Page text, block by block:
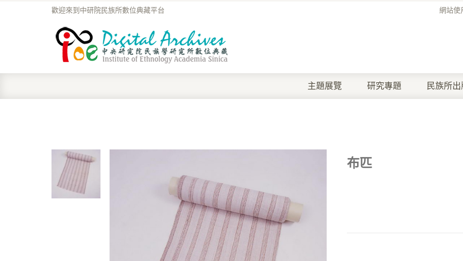
網站使
歡迎來到中研院民族所數位典藏平台
主題展覽 研究專題 民族所出
布匹